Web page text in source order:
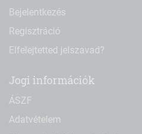
Bejelentkezés
Regisztráció
Elfelejtetted jelszavad?
Jogi információk
ÁSZF
Adatvételem